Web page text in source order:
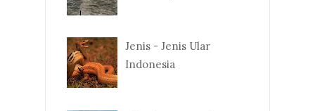
Jenis - Jenis Ular
Indonesia